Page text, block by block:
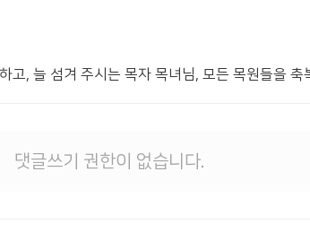
, 늘 섬겨 주시는 목자 목녀님, 모든 목원들을 축
댓글쓰기 권한이 없습니다.